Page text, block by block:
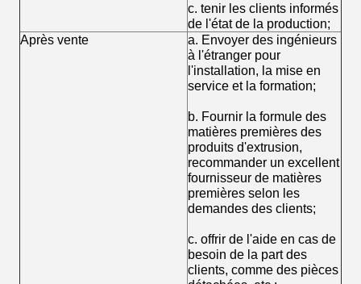
c. tenir les clients informés
de l'état de la production;
Après vente
a. Envoyer des ingénieurs
à l'étranger pour
l'installation, la mise en
service et la formation;
b. Fournir la formule des
matières premières des
produits d'extrusion,
recommander un excellent
fournisseur de matières
premières selon les
demandes des clients;
c. offrir de l'aide en cas de
besoin de la part des
clients, comme des pièces